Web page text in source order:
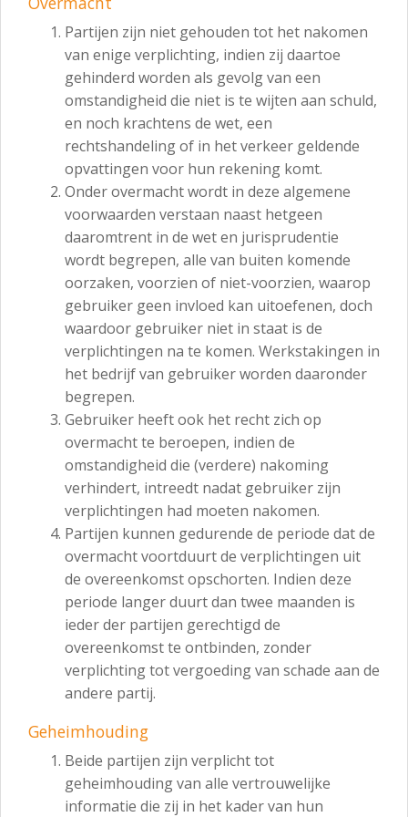
Partijen zijn niet gehouden tot het nakomen
van enige verplichting, indien zij daartoe
gehinderd worden als gevolg van een
omstandigheid die niet is te wijten aan schuld,
en noch krachtens de wet, een
rechtshandeling of in het verkeer geldende
opvattingen voor hun rekening komt.
Onder overmacht wordt in deze algemene
voorwaarden verstaan naast hetgeen
daaromtrent in de wet en jurisprudentie
wordt begrepen, alle van buiten komende
oorzaken, voorzien of niet-voorzien, waarop
gebruiker geen invloed kan uitoefenen, doch
waardoor gebruiker niet in staat is de
verplichtingen na te komen. Werkstakingen in
het bedrijf van gebruiker worden daaronder
begrepen.
Gebruiker heeft ook het recht zich op
overmacht te beroepen, indien de
omstandigheid die (verdere) nakoming
verhindert, intreedt nadat gebruiker zijn
verplichtingen had moeten nakomen.
Partijen kunnen gedurende de periode dat de
overmacht voortduurt de verplichtingen uit
de overeenkomst opschorten. Indien deze
periode langer duurt dan twee maanden is
ieder der partijen gerechtigd de
overeenkomst te ontbinden, zonder
verplichting tot vergoeding van schade aan de
andere partij.
Geheimhouding
Beide partijen zijn verplicht tot
geheimhouding van alle vertrouwelijke
informatie die zij in het kader van hun